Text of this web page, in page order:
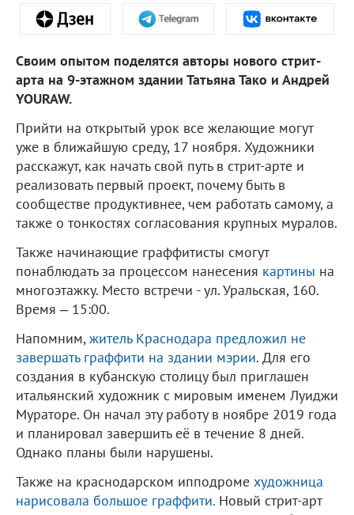
Своим опытом поделятся авторы нового стрит-
арта на 9-этажном здании Татьяна Тако и Андрей
YOURAW.
Прийти на открытый урок все желающие могут
уже в ближайшую среду, 17 ноября. Художники
расскажут, как начать свой путь в стрит-арте и
реализовать первый проект, почему быть в
сообществе продуктивнее, чем работать самому, а
также о тонкостях согласования крупных муралов.
Также начинающие граффитисты смогут
понаблюдать за процессом нанесения картины на
многоэтажку. Место встречи - ул. Уральская, 160.
Время – 15:00.
Напомним,житель Краснодара предложил не
завершать граффити на здании мэрии. Для его
создания в кубанскую столицу был приглашен
итальянский художник с мировым именем Луиджи
Мураторе. Он начал эту работу в ноябре 2019 года
и планировал завершить её в течение 8 дней.
Однако планы были нарушены.
Также на краснодарском ипподроме художница
нарисовала большое граффити. Новый стрит-арт